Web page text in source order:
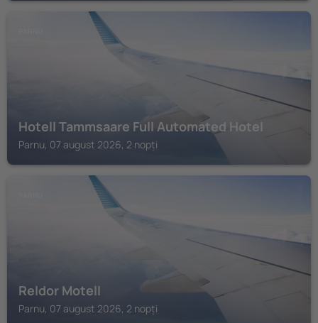
Hotell Tammsaare Full Automated Hotel
Parnu, 07 august 2026, 2 nopți
Reldor Motell
Parnu, 07 august 2026, 2 nopți